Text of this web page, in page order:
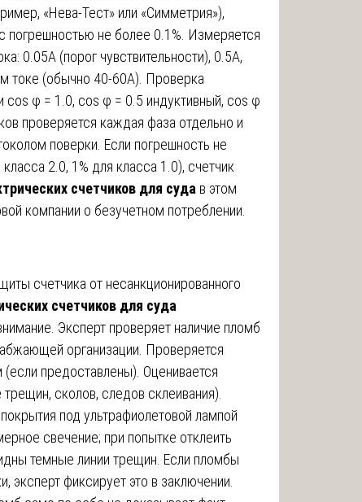
«Нева-Тест» или «Симметрия»),
погрешностью не более 0.1%. Измеряется
0.05А (порог чувствительности), 0.5А,
токе (обычно 40-60А). Проверка
cos φ = 1.0, cos φ = 0.5 индуктивный, cos φ
проверяется каждая фаза отдельно и
поверки. Если погрешность не
2.0, 1% для класса 1.0), счетчик
счетчиков для суда в этом
компании о безучетном потреблении.
счетчика от несанкционированного
счетчиков для суда
Эксперт проверяет наличие пломб
организации. Проверяется
(если предоставлены). Оценивается
сколов, следов склеивания).
под ультрафиолетовой лампой
свечение; при попытке отклеить
темные линии трещин. Если пломбы
фиксирует это в заключении.